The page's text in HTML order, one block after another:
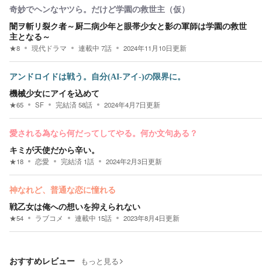
奇妙でヘンなヤツら。だけど学園の救世主（仮）
闇ヲ斬リ裂ク者～厨二病少年と眼帯少女と影の軍師は学園の救世
主となる～
★8 現代ドラマ 連載中 7話 2024年11月10日更新
アンドロイドは戦う。自分(AI-アイ-)の限界に。
機械少女にアイを込めて
★65 SF 完結済58話 2024年4月7日更新
愛される為なら何だってしてやる。何か文句ある？
キミが天使だから辛い。
★18 恋愛 完結済 1話 2024年2月3日更新
神なれど、普通な恋に憧れる
戦乙女は俺への想いを抑えられない
★54 ラブコメ 連載中 15話 2023年8月4日更新
おすすめレビュー もっと見る